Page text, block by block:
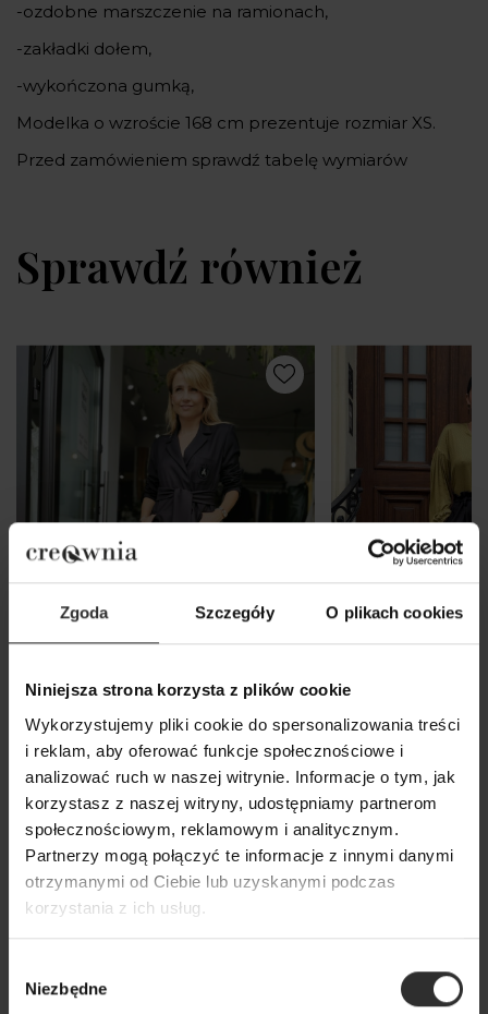
Zgoda Szczegóły O plikach cookies
Niniejsza strona korzysta z plików cookie
Wykorzystujemy pliki cookie do spersonalizowania treści
i reklam, aby oferować funkcje społecznościowe i
analizować ruch w naszej witrynie. Informacje o tym, jak
korzystasz z naszej witryny, udostępniamy partnerom
społecznościowym, reklamowym i analitycznym.
Partnerzy mogą połączyć te informacje z innymi danymi
otrzymanymi od Ciebie lub uzyskanymi podczas
korzystania z ich usług.
zgody
Niezbędne
-ozdobne marszczenie na ramionach,
-zakładki dołem,
-wykończona gumką,
Modelka o wzroście 168 cm prezentuje rozmiar XS.
Przed zamówieniem sprawdź tabelę wymiarów
Sprawdź również
Czarne Spodnie garniturowe
damskie z szerokimi nogawkami
Black&Crown
289,00 zł
Szerokie
czarnym z
Paris Maxi Black
319,00 zł
Popularne produkty
Wybrane dla Ciebie z sercem i charakterem